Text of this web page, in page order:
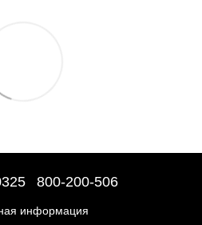
800-200-506
информация